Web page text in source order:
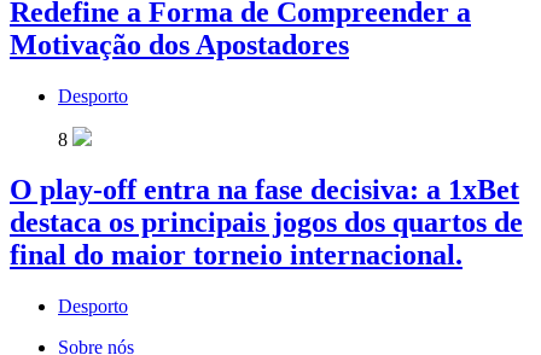
Redefine a Forma de Compreender a
Motivação dos Apostadores
Desporto
8
O play-off entra na fase decisiva: a 1xBet
destaca os principais jogos dos quartos de
final do maior torneio internacional.
Desporto
Sobre nós